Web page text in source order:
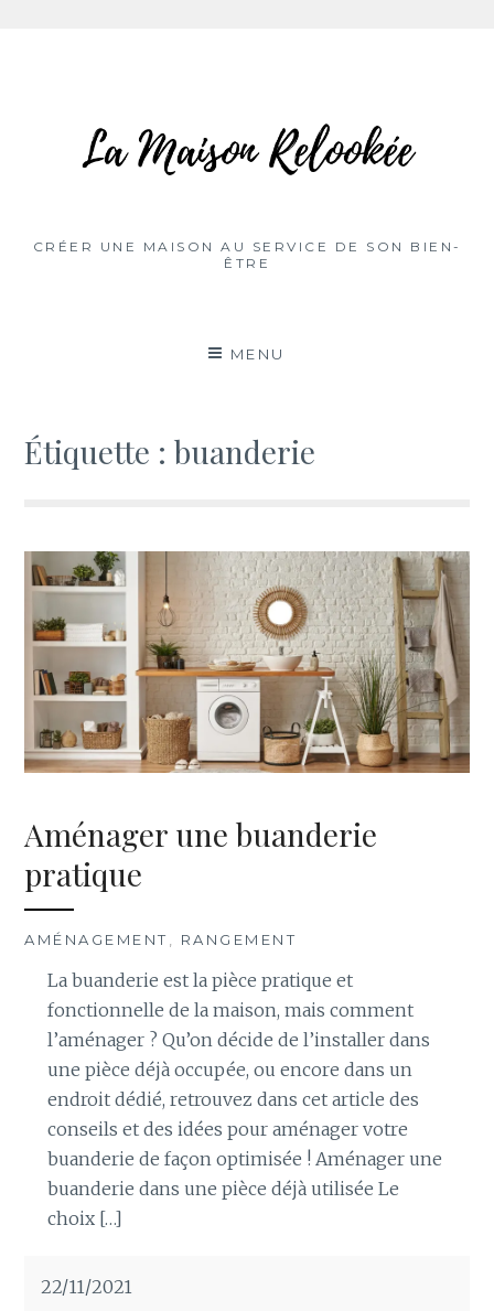
CRÉER UNE MAISON AU SERVICE DE SON BIEN-
ÊTRE
MENU
Étiquette :buanderie
Aménager une buanderie
pratique
AMÉNAGEMENT , RANGEMENT
La buanderie est la pièce pratique et
fonctionnelle de la maison, mais comment
l’aménager ? Qu’on décide de l’installer dans
une pièce déjà occupée, ou encore dans un
endroit dédié, retrouvez dans cet article des
conseils et des idées pour aménager votre
buanderie de façon optimisée ! Aménager une
buanderie dans une pièce déjà utilisée Le
choix […]
22/11/2021